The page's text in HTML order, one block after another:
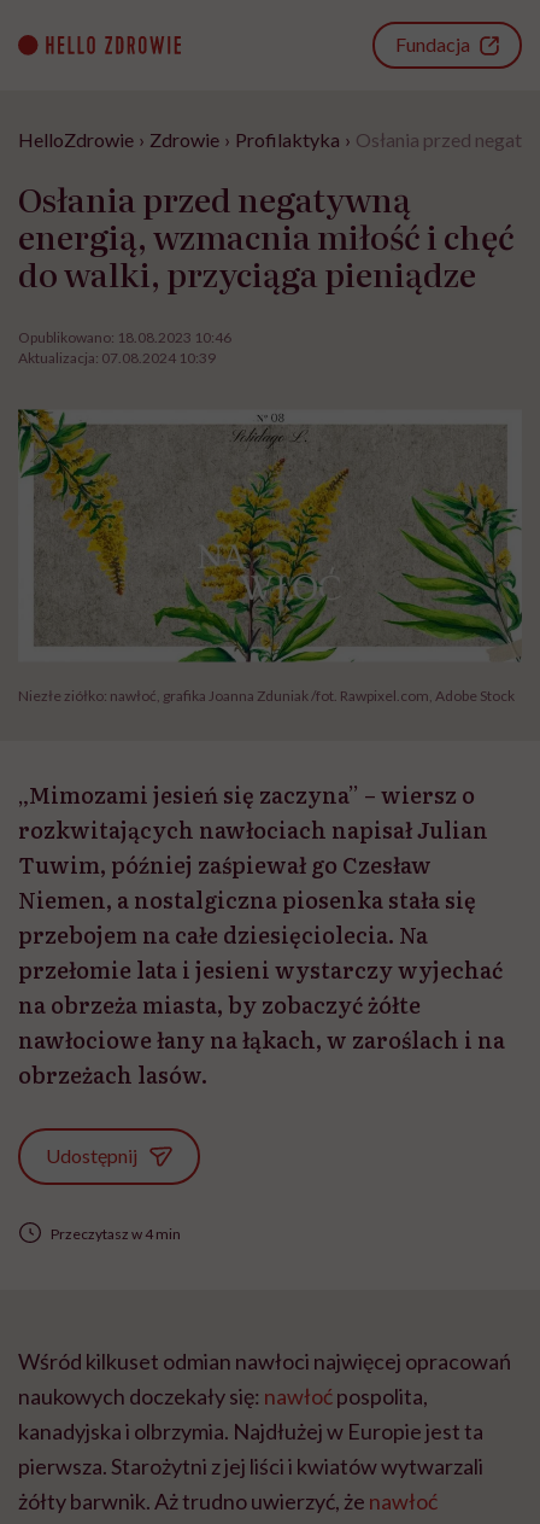
content
Fundacja
HelloZdrowie › Zdrowie › Profilaktyka › Osłania przed
Osłania przed negatywną
energią, wzmacnia miłość i chęć
do walki, przyciąga pieniądze
Opublikowano: 18.08.2023 10:46
Aktualizacja: 07.08.2024 10:39
Niezłe ziółko: nawłoć, grafika Joanna Zduniak /fot. Rawpixel.com, Adobe Stock
„Mimozami jesień się zaczyna” – wiersz o
rozkwitających nawłociach napisał Julian
Tuwim, później zaśpiewał go Czesław
Niemen, a nostalgiczna piosenka stała się
przebojem na całe dziesięciolecia. Na
przełomie lata i jesieni wystarczy wyjechać
na obrzeża miasta, by zobaczyć żółte
nawłociowe łany na łąkach, w zaroślach i na
obrzeżach lasów.
Udostępnij
Przeczytasz w 4 min
Wśród kilkuset odmian nawłoci najwięcej opracowań
naukowych doczekały się: nawłoćpospolita,
kanadyjska i olbrzymia. Najdłużej w Europie jest ta
pierwsza. Starożytni z jej liści i kwiatów wytwarzali
żółty barwnik. Aż trudno uwierzyć, że nawłoć